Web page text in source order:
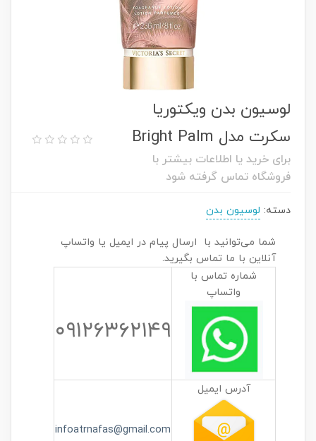
لوسیون بدن ویکتوریا
سکرت مدل Bright Palm
برای خرید یا اطلاعات بیشتر با
فروشگاه تماس گرفته شود
دسته: لوسیون بدن
شما می‌توانید با ارسال پیام در ایمیل یا واتساپ
آنلاین با ما تماس بگیرید.
شماره تماس با
واتساپ
۰۹۱۲۶۳۶۲۱۴۹
آدرس ایمیل
infoatrnafas@gmail.com